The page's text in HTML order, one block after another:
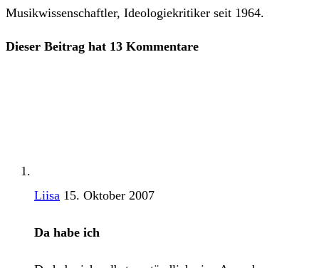
Musikwissenschaftler, Ideologiekritiker seit 1964.
Dieser Beitrag hat 13 Kommentare
Liisa 15. Oktober 2007
Da habe ich